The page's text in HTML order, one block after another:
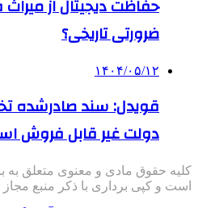
حفاظت دیجیتال از میراث
ضرورتی تاریخی؟
۱۴۰۴/۰۵/۱۲
قویدل: سند صادرشده
دولت غیر قابل فروش
کلیه حقوق مادی و معنوی متعلق به
است و کپی برداری با ذکر منبع